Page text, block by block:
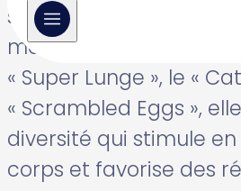
squats et les pompes.
mouvements exclusifs
« Super Lunge », le «
« Scrambled Eggs »,
diversité qui stimule
corps et favorise des